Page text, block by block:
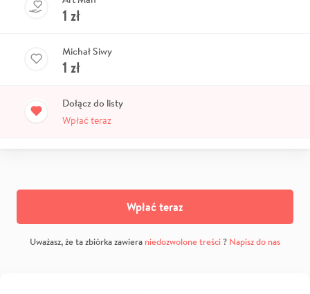
1 zł
Michał Siwy
1 zł
Dołącz do listy
Wpłać teraz
Wpłać teraz
Uważasz, że ta zbiórka zawiera niedozwolone treści? Napisz do nas